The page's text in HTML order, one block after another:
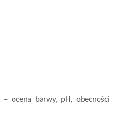
– ocena barwy, pH, obecności